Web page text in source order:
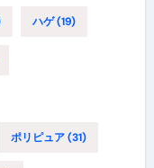
ハゲ(19)
ポリピュア(31)